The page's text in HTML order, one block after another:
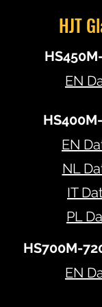
HJT
EN
EN
NL
IT
PL
HS700M-
EN